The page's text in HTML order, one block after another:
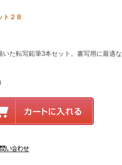
ト２Ｂ
いた転写鉛筆3本セット。書写用に最適な